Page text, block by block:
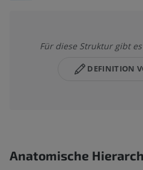
Für diese Struktur gibt
DEFINITION
Anatomische